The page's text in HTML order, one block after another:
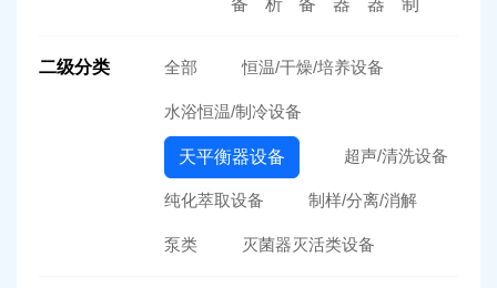
二级分类 全部 恒温/干燥/培养设备
水浴恒温/制冷设备
天平衡器设备 超声/清洗设备
纯化萃取设备 制样/分离/消解
泵类 灭菌器灭活类设备